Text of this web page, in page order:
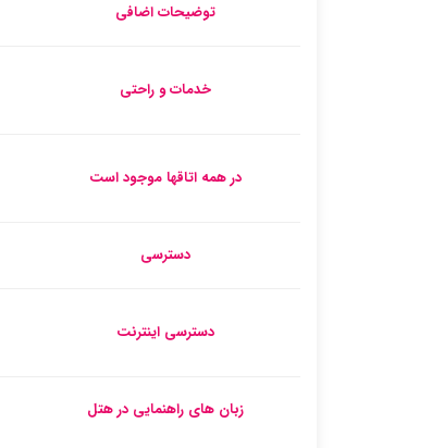
توضیحات اضافی
خدمات و راحتی
در همه اتاقها موجود است
دسترسی
دسترسی اینترنت
زبان های راهنمایی در هتل